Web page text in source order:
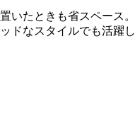
いたときも省スペース
なスタイルでも活躍し